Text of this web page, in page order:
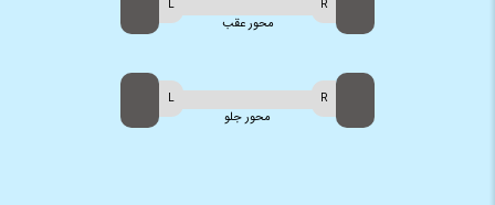
محور عقب
محور جلو